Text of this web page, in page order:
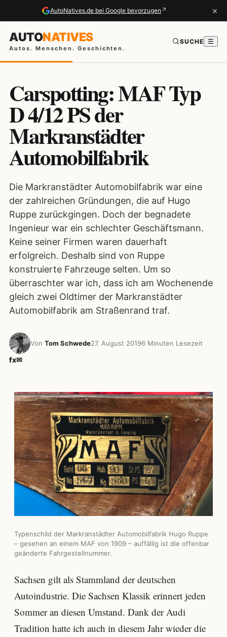
AutoNatives.de bei Google bevorzugen ↗ ×
AUTONATIVES
Autos. Menschen. Geschichten.
SUCHE ☰
Carspotting: MAF Typ
D 4/12 PS der
Markranstädter
Automobilfabrik
Die Markranstädter Automobilfabrik war eine
der zahlreichen Gründungen, die auf Hugo
Ruppe zurückgingen. Doch der begnadete
Ingenieur war ein schlechter Geschäftsmann.
Keine seiner Firmen waren dauerhaft
erfolgreich. Deshalb sind von Ruppe
konstruierte Fahrzeuge selten. Um so
überraschter war ich, dass ich am Wochenende
gleich zwei Oldtimer der Markranstädter
Automobilfabrik am Straßenrand traf.
Von Tom Schwede27. August 20196 Minuten Lesezeit
fx✉
Typenschild der Markranstädter Automobilfabrik Hugo Ruppe
– gesehen an einem MAF von 1909 – auffällig ist die offenbar
geänderte Fahrgestellnummer.
Sachsen gilt als Stammland der deutschen
Autoindustrie. Die Sachsen Klassik erinnert jeden
Sommer an diesen Umstand. Dank der Audi
Tradition hatte ich auch in diesem Jahr wieder die